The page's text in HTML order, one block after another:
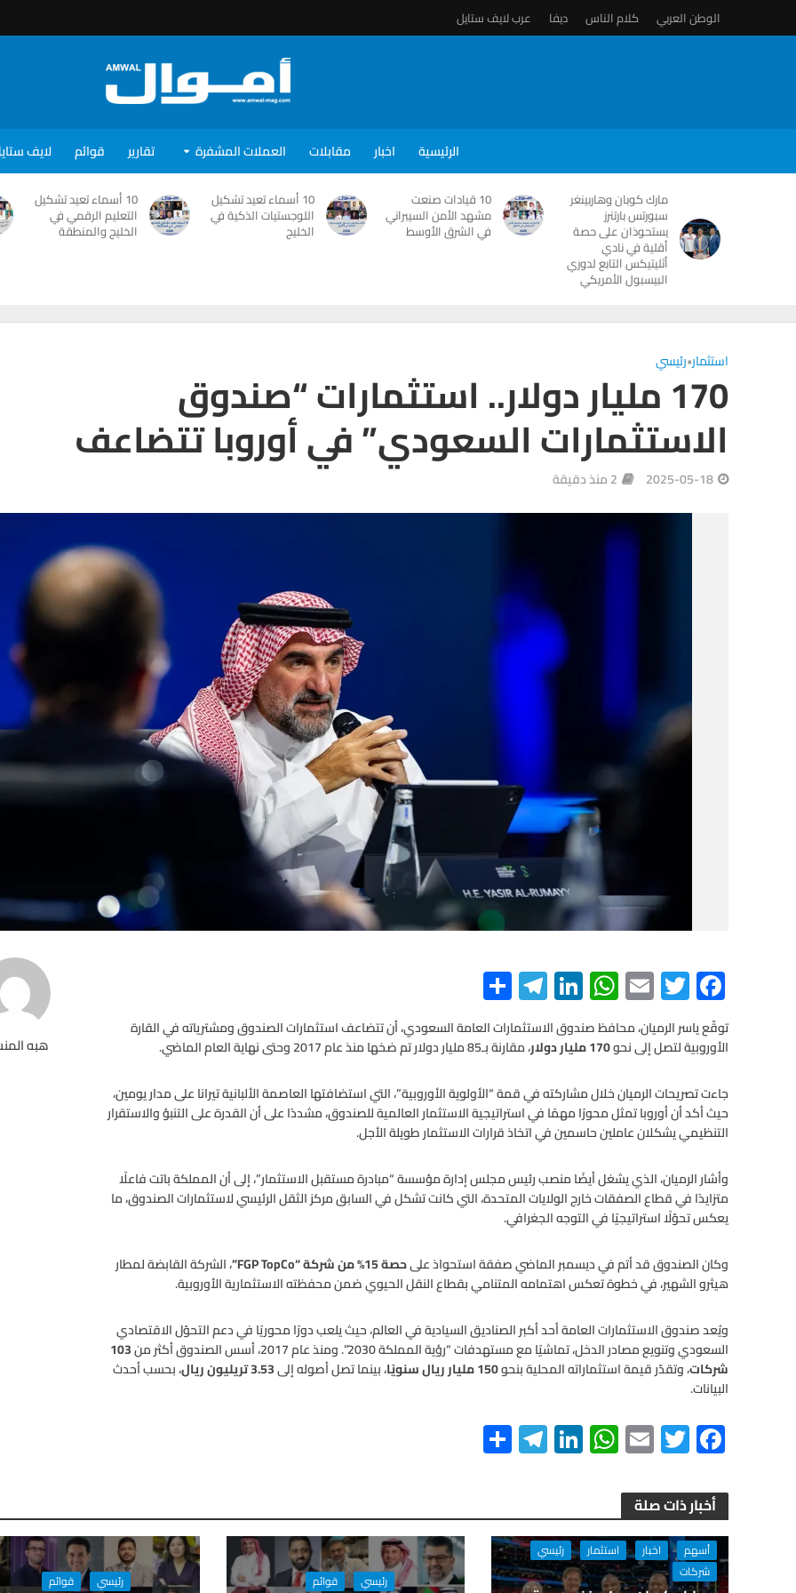
الوطن العربي كلام الناس ديفا عرب لايف ستايل
الرئيسية اخبار مقابلات العملات المشفرة تقارير قوائم لايف
مارك كوبان وهاربينغر
سبورتس بارتنرز
يستحوذان على حصة
أقلية في نادي
أثليتيكس التابع لدوري
البيسبول الأمريكي
10 قيادات صنعت
مشهد الأمن السيبراني
في الشرق الأوسط
10 أسماء تعيد تشكيل
اللوجستيات الذكية في
الخليج
10 أسماء تعيد تشكيل
التعليم الرقمي في
الخليج والمنطقة
استثمار•رئيسي
170 مليار دولار.. استثمارات “صندوق
الاستثمارات السعودي” في أوروبا تتضاعف
2025-05-18 2 منذ دقيقة
هبه
F
ac
e
b
o
o
k
T
wi
tt
er
E
m
ail
W
h
at
A
p
Li
n
ke
dI
n
Te
le
gr
m
S
h
ar
توقّع ياسر الرميان، محافظ صندوق الاستثمارات العامة السعودي، أن تتضاعف استثمارات الصندوق ومشترياته في القارة
الأوروبية لتصل إلى نحو170 مليار دولار
، مقارنة بـ85 مليار دولار تم ضخها منذ عام 2017 وحتى نهاية العام الماضي.
جاءت تصريحات الرميان خلال مشاركته في قمة “الأولوية الأوروبية”، التي استضافتها العاصمة الألبانية تيرانا على مدار يومين،
حيث أكد أن أوروبا تمثل محورًا مهمًا في استراتيجية الاستثمار العالمية للصندوق، مشددًا على أن القدرة على التنبؤ والاستقرار
التنظيمي يشكلان عاملين حاسمين في اتخاذ قرارات الاستثمار طويلة الأجل.
وأشار الرميان، الذي يشغل أيضًا منصب رئيس مجلس إدارة مؤسسة “مبادرة مستقبل الاستثمار”، إلى أن المملكة باتت فاعلًا
متزايدًا في قطاع الصفقات خارج الولايات المتحدة، التي كانت تشكل في السابق مركز الثقل الرئيسي لاستثمارات الصندوق، ما
يعكس تحوّلًا استراتيجيًا في التوجه الجغرافي.
وكان الصندوق قد أتم في ديسمبر الماضي صفقة استحواذ علىحصة 15% من شركة “FGP TopCo”
، الشركة القابضة لمطار
هيثرو الشهير، في خطوة تعكس اهتمامه المتنامي بقطاع النقل الحيوي ضمن محفظته الاستثمارية الأوروبية.
ويُعد صندوق الاستثمارات العامة أحد أكبر الصناديق السيادية في العالم، حيث يلعب دورًا محوريًا في دعم التحوّل الاقتصادي
السعودي وتنويع مصادر الدخل، تماشيًا مع مستهدفات “رؤية المملكة 2030”. ومنذ عام 2017، أسس الصندوق أكثر من
103
شركات، وتقدّر قيمة استثماراته المحلية بنحو150 مليار ريال سنويًا ، بينما تصل أصوله إلى3.53 تريليون ريال
، بحسب أحدث
البيانات.
F
ac
e
b
o
o
T
wi
tt
er
E
m
ail
W
h
s
A
p
Li
n
dI
n
Te
le
a
m
S
h
e أخبار ذات صلة
أسهم اخبار استثمار
رئيسي
شركات
رئيسي قوائم رئيسي قوائم